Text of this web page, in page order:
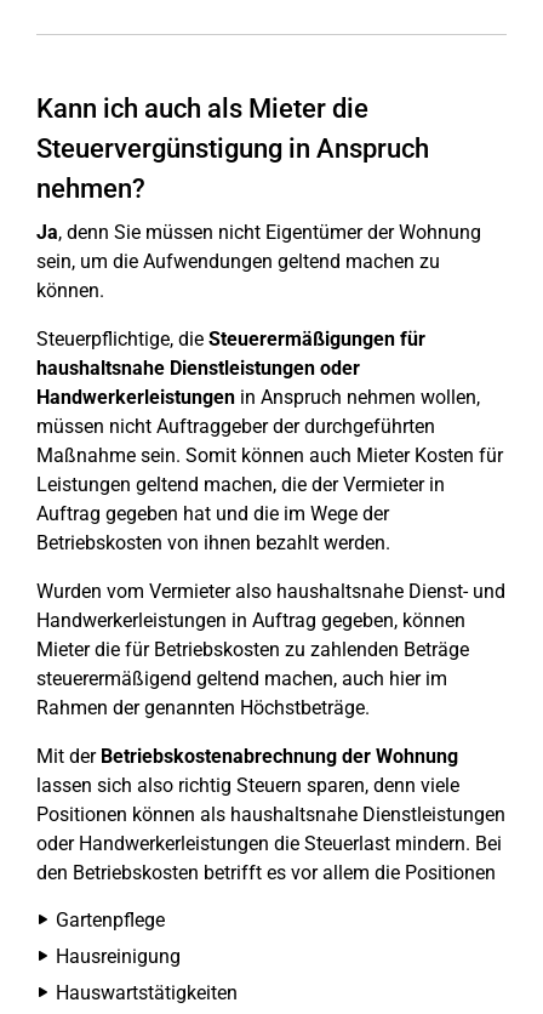
Kann ich auch als Mieter die
Steuervergünstigung in Anspruch
nehmen?
Ja, denn Sie müssen nicht Eigentümer der Wohnung
sein, um die Aufwendungen geltend machen zu
können.
Steuerpflichtige, die Steuerermäßigungen für
haushaltsnahe Dienstleistungen oder
Handwerkerleistungen in Anspruch nehmen wollen,
müssen nicht Auftraggeber der durchgeführten
Maßnahme sein. Somit können auch Mieter Kosten für
Leistungen geltend machen, die der Vermieter in
Auftrag gegeben hat und die im Wege der
Betriebskosten von ihnen bezahlt werden.
Wurden vom Vermieter also haushaltsnahe Dienst- und
Handwerkerleistungen in Auftrag gegeben, können
Mieter die für Betriebskosten zu zahlenden Beträge
steuerermäßigend geltend machen, auch hier im
Rahmen der genannten Höchstbeträge.
Mit der Betriebskostenabrechnung der Wohnung
lassen sich also richtig Steuern sparen, denn viele
Positionen können als haushaltsnahe Dienstleistungen
oder Handwerkerleistungen die Steuerlast mindern. Bei
den Betriebskosten betrifft es vor allem die Positionen
Gartenpflege
Hausreinigung
Hauswartstätigkeiten